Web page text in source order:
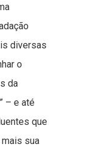
diversas
o
da
– e até
que
mais sua